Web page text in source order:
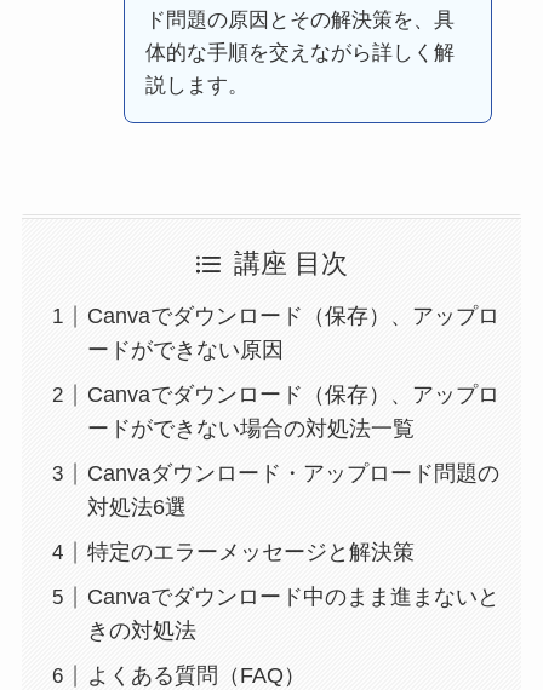
ド問題の原因とその解決策を、具
体的な手順を交えながら詳しく解
説します。
講座 目次
Canvaでダウンロード（保存）、アップロ
ードができない原因
Canvaでダウンロード（保存）、アップロ
ードができない場合の対処法一覧
Canvaダウンロード・アップロード問題の
対処法6選
特定のエラーメッセージと解決策
Canvaでダウンロード中のまま進まないと
きの対処法
よくある質問（FAQ）